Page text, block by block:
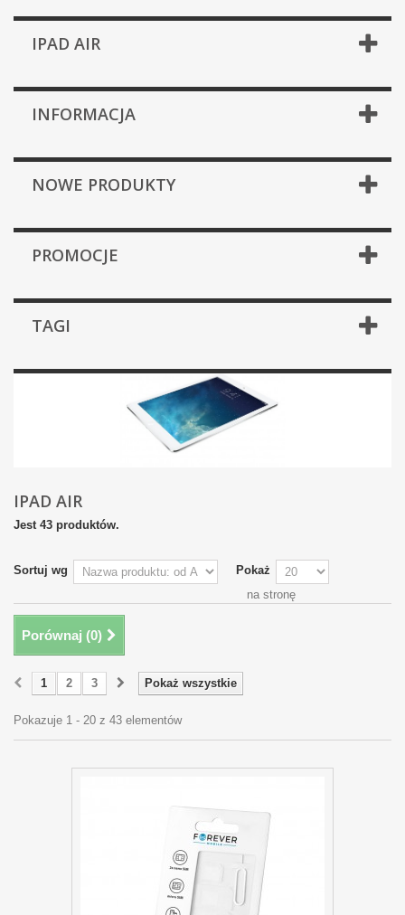
IPAD AIR
INFORMACJA
NOWE PRODUKTY
PROMOCJE
TAGI
IPAD AIR
Jest 43 produktów.
Sortuj wg
Pokaż
na stronę
Porównaj (0)
Pokaż wszystkie
1 2 3
Pokazuje 1 - 20 z 43 elementów